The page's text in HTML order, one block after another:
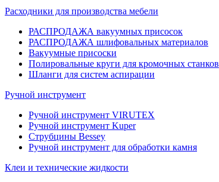
Расходники для производства мебели
РАСПРОДАЖА вакуумных присосок
РАСПРОДАЖА шлифовальных материалов
Вакуумные присоски
Полировальные круги для кромочных станков
Шланги для систем аспирации
Ручной инструмент
Ручной инструмент VIRUTEX
Ручной инструмент Kuper
Струбцины Bessey
Ручной инструмент для обработки камня
Клеи и технические жидкости